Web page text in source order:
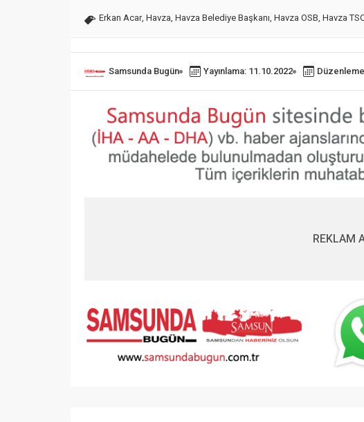
Erkan Acar, Havza, Havza Belediye Başkanı, Havza OSB, Havza
Samsunda Bugün Yayınlama: 11.10.2022
REKLAM
Samsun’da uyuşturucuyu
satamadan yakalanan
şahıs tutuklandı
Yalnız yaşayan
asılı halde
31.10.2022 0